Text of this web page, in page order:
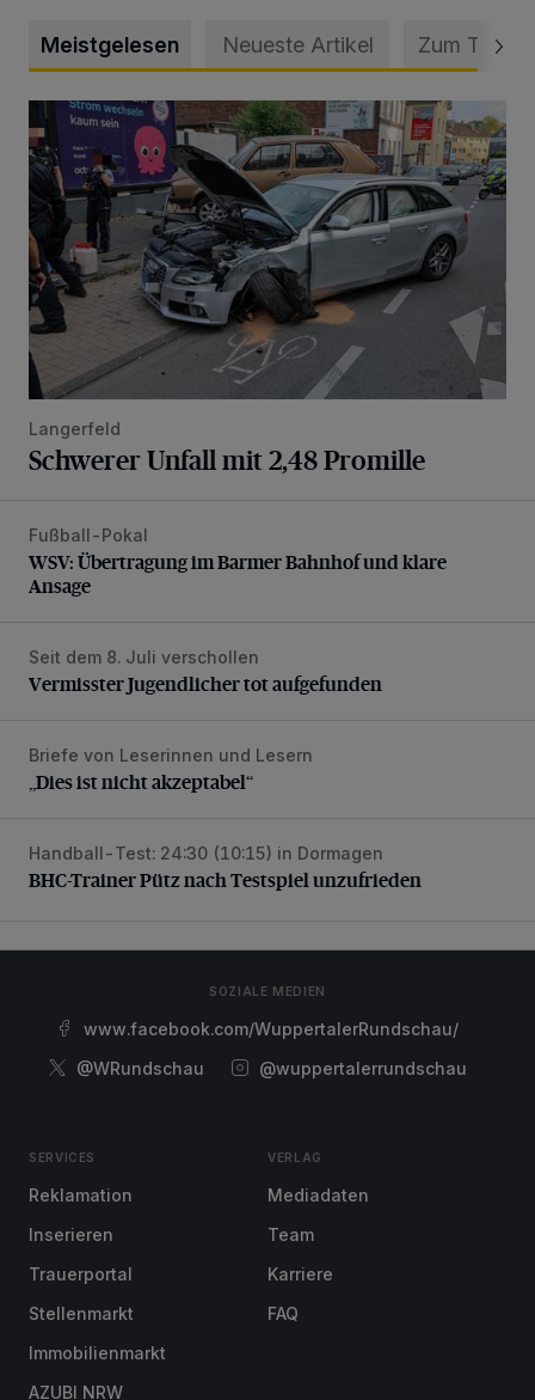
Meistgelesen Neueste Artikel Zum Thema
Schwerer Unfall mit 2,48 Promille
Langerfeld
Schwerer Unfall mit 2,48 Promille
WSV: Übertragung im Barmer Bahnhof und klare Ansage
Fußball-Pokal
WSV: Übertragung im Barmer Bahnhof und klare
Ansage
Vermisster Jugendlicher tot aufgefunden
Seit dem 8. Juli verschollen
Vermisster Jugendlicher tot aufgefunden
„Dies ist nicht akzeptabel“
Briefe von Leserinnen und Lesern
„Dies ist nicht akzeptabel“
BHC-Trainer Pütz nach Testspiel unzufrieden
Handball-Test: 24:30 (10:15) in Dormagen
BHC-Trainer Pütz nach Testspiel unzufrieden
SOZIALE MEDIEN
www.facebook.com/WuppertalerRundschau/
@WRundschau
@wuppertalerrundschau
SERVICES
Reklamation
Inserieren
Trauerportal
Stellenmarkt
Immobilienmarkt
AZUBI NRW
VERLAG
Mediadaten
Team
Karriere
FAQ